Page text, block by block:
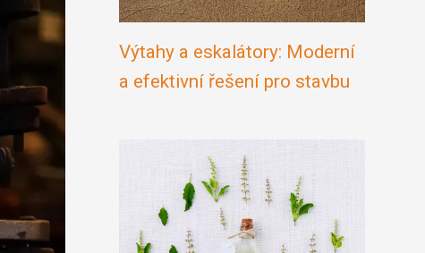
Výtahy a eskalátory: Moderní
a efektivní řešení pro stavbu